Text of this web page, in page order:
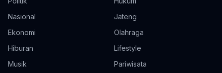
Nasional
Jateng
Ekonomi
Olahraga
Hiburan
Lifestyle
Musik
Pariwisata